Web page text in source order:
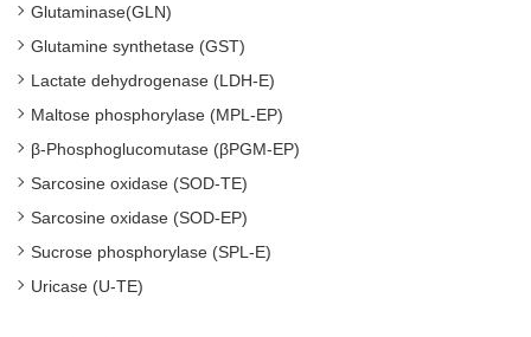
Glutaminase(GLN)
Glutamine synthetase (GST)
Lactate dehydrogenase (LDH-E)
Maltose phosphorylase (MPL-EP)
β-Phosphoglucomutase (βPGM-EP)
Sarcosine oxidase (SOD-TE)
Sarcosine oxidase (SOD-EP)
Sucrose phosphorylase (SPL-E)
Uricase (U-TE)